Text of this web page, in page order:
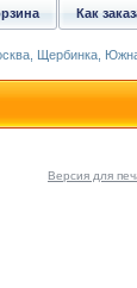
Версия для
Как
Щербинка,